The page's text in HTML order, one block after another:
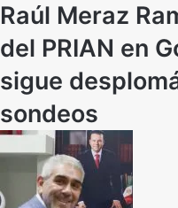
Raúl Meraz
del PRIAN en
sigue
sondeos